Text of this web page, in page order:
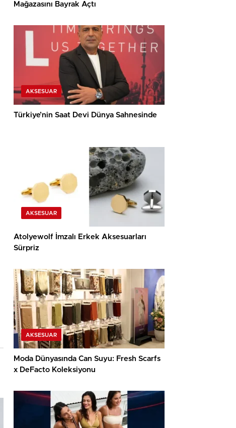
Mağazasını Bayrak Açtı
AKSESUAR
Türkiye’nin Saat Devi Dünya Sahnesinde
AKSESUAR
Atolyewolf İmzalı Erkek Aksesuarları
Sürpriz
AKSESUAR
Moda Dünyasında Can Suyu: Fresh Scarfs
x DeFacto Koleksiyonu